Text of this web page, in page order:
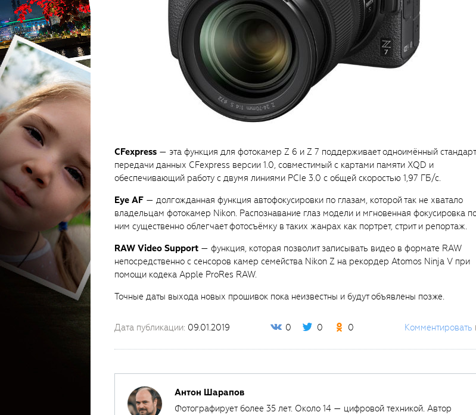
CFexpress — эта функция для фотокамер Z 6 и Z 7 поддерживает одноимённый стандарт
передачи данных CFexpress версии 1.0, совместимый с картами памяти XQD и
обеспечивающий работу с двумя линиями PCIe 3.0 с общей скоростью 1,97 ГБ/с.
Eye AF — долгожданная функция автофокусировки по глазам, которой так не хватало
владельцам фотокамер Nikon. Распознавание глаз модели и мгновенная фокусировка
ним существенно облегчает фотосъёмку в таких жанрах как портрет, стрит и репортаж.
RAW Video Support — функция, которая позволит записывать видео в формате RAW
непосредственно с сенсоров камер семейства Nikon Z на рекордер Atomos Ninja V при
помощи кодека Apple ProRes RAW.
Точные даты выхода новых прошивок пока неизвестны и будут объявлены позже.
Дата публикации: 09.01.2019 0 0 0 Комментировать
Антон Шарапов
Фотографирует более 35 лет. Около 14 — цифровой техникой. Автор